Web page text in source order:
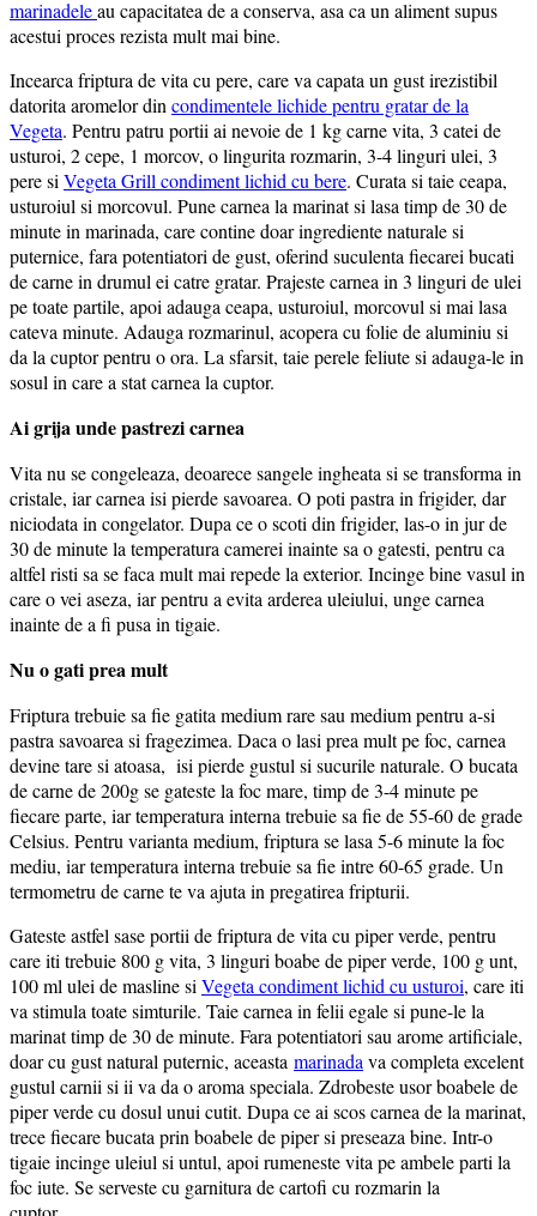
marinadeleau capacitatea de a conserva, asa ca un aliment supus
acestui proces rezista mult mai bine.
Incearca friptura de vita cu pere, care va capata un gust irezistibil
datorita aromelor dincondimentele lichide pentru gratar de la
Vegeta. Pentru patru portii ai nevoie de 1 kg carne vita, 3 catei de
usturoi, 2 cepe, 1 morcov, o lingurita rozmarin, 3-4 linguri ulei, 3
pere siVegeta Grill condiment lichid cu bere. Curata si taie ceapa,
usturoiul si morcovul. Pune carnea la marinat si lasa timp de 30 de
minute in marinada, care contine doar ingrediente naturale si
puternice, fara potentiatori de gust, oferind suculenta fiecarei bucati
de carne in drumul ei catre gratar. Prajeste carnea in 3 linguri de ulei
pe toate partile, apoi adauga ceapa, usturoiul, morcovul si mai lasa
cateva minute. Adauga rozmarinul, acopera cu folie de aluminiu si
da la cuptor pentru o ora. La sfarsit, taie perele feliute si adauga-le in
sosul in care a stat carnea la cuptor.
Ai grija unde pastrezi carnea
Vita nu se congeleaza, deoarece sangele ingheata si se transforma in
cristale, iar carnea isi pierde savoarea. O poti pastra in frigider, dar
niciodata in congelator. Dupa ce o scoti din frigider, las-o in jur de
30 de minute la temperatura camerei inainte sa o gatesti, pentru ca
altfel risti sa se faca mult mai repede la exterior. Incinge bine vasul in
care o vei aseza, iar pentru a evita arderea uleiului, unge carnea
inainte de a fi pusa in tigaie.
Nu o gati prea mult
Friptura trebuie sa fie gatita medium rare sau medium pentru a-si
pastra savoarea si fragezimea. Daca o lasi prea mult pe foc, carnea
devine tare si atoasa, isi pierde gustul si sucurile naturale. O bucata
de carne de 200g se gateste la foc mare, timp de 3-4 minute pe
fiecare parte, iar temperatura interna trebuie sa fie de 55-60 de grade
Celsius. Pentru varianta medium, friptura se lasa 5-6 minute la foc
mediu, iar temperatura interna trebuie sa fie intre 60-65 grade. Un
termometru de carne te va ajuta in pregatirea fripturii.
Gateste astfel sase portii de friptura de vita cu piper verde, pentru
care iti trebuie 800 g vita, 3 linguri boabe de piper verde, 100 g unt,
100 ml ulei de masline siVegeta condiment lichid cu usturoi, care iti
va stimula toate simturile. Taie carnea in felii egale si pune-le la
marinat timp de 30 de minute. Fara potentiatori sau arome artificiale,
doar cu gust natural puternic, aceasta marinadava completa excelent
gustul carnii si ii va da o aroma speciala. Zdrobeste usor boabele de
piper verde cu dosul unui cutit. Dupa ce ai scos carnea de la marinat,
trece fiecare bucata prin boabele de piper si preseaza bine. Intr-o
tigaie incinge uleiul si untul, apoi rumeneste vita pe ambele parti la
foc iute. Se serveste cu garnitura de cartofi cu rozmarin la